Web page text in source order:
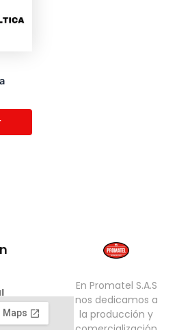
En Promatel S.A.S
nos dedicamos a
​la producción y